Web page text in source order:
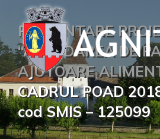
content
PREZENTARE
“ACORDAREA DE
AJUTOARE
CADRUL POAD
cod SMIS – 125099